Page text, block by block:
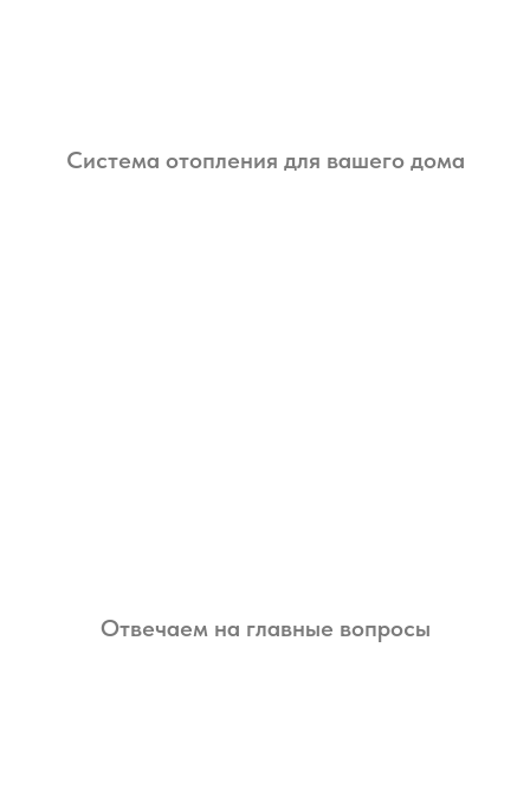
Система отопления для вашего дома
Отвечаем на главные вопросы